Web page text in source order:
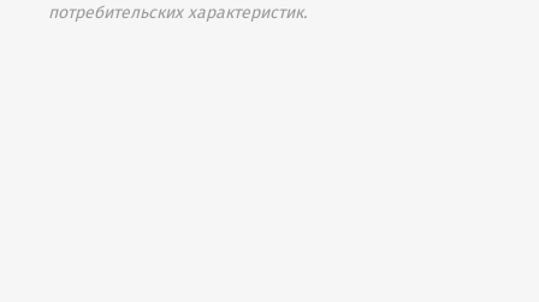
потребительских характеристик.